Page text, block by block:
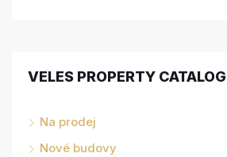
VELES PROPERTY CATALOG
Na prodej
Nové budovy